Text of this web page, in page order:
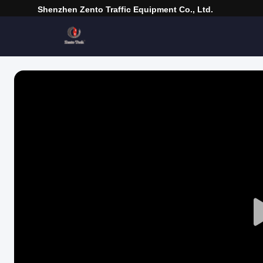
Shenzhen Zento Traffic Equipment Co., Ltd.